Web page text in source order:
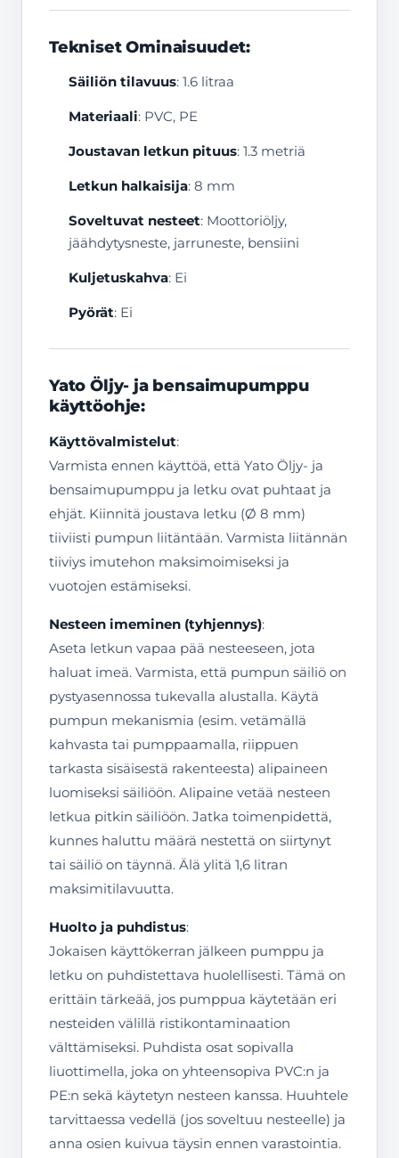
Tekniset Ominaisuudet:
Säiliön tilavuus: 1.6 litraa
Materiaali: PVC, PE
Joustavan letkun pituus: 1.3 metriä
Letkun halkaisija: 8 mm
Soveltuvat nesteet: Moottoriöljy,
jäähdytysneste, jarruneste, bensiini
Kuljetuskahva: Ei
Pyörät: Ei
Yato Öljy- ja bensaimupumppu
käyttöohje:
Käyttövalmistelut:
Varmista ennen käyttöä, että Yato Öljy- ja
bensaimupumppu ja letku ovat puhtaat ja
ehjät. Kiinnitä joustava letku (Ø 8 mm)
tiiviisti pumpun liitäntään. Varmista liitännän
tiiviys imutehon maksimoimiseksi ja
vuotojen estämiseksi.
Nesteen imeminen (tyhjennys):
Aseta letkun vapaa pää nesteeseen, jota
haluat imeä. Varmista, että pumpun säiliö on
pystyasennossa tukevalla alustalla. Käytä
pumpun mekanismia (esim. vetämällä
kahvasta tai pumppaamalla, riippuen
tarkasta sisäisestä rakenteesta) alipaineen
luomiseksi säiliöön. Alipaine vetää nesteen
letkua pitkin säiliöön. Jatka toimenpidettä,
kunnes haluttu määrä nestettä on siirtynyt
tai säiliö on täynnä. Älä ylitä 1,6 litran
maksimitilavuutta.
Huolto ja puhdistus:
Jokaisen käyttökerran jälkeen pumppu ja
letku on puhdistettava huolellisesti. Tämä on
erittäin tärkeää, jos pumppua käytetään eri
nesteiden välillä ristikontaminaation
välttämiseksi. Puhdista osat sopivalla
liuottimella, joka on yhteensopiva PVC:n ja
PE:n sekä käytetyn nesteen kanssa. Huuhtele
tarvittaessa vedellä (jos soveltuu nesteelle) ja
anna osien kuivua täysin ennen varastointia.